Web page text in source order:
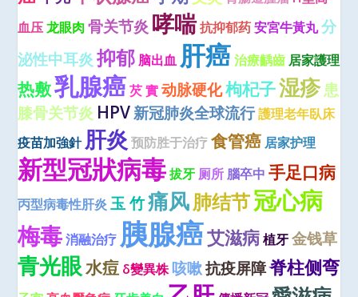
血压 龙眼肉 骨关节炎 哮喘抗抑郁药 安宮牛黃丸分
泌性中耳炎 抑郁 脑出血 肝癌 治療齲齒 居家護理
热敷乳腺癌 芡 實 动脉硬化枸杞子湿疹患
膝骨关节炎 HPV新冠肺炎全球流行護理老年臥床
疫苗加強針 肝炎 预防胜于治疗 食管癌 居家护理
新型冠狀病毒 拔牙 厕所 腦卒中 手足口病
丙型病毒性肝炎 玉 竹痛风肺结节冠心病
梅毒 消融治疗 胰腺癌艾滋病 植牙 金钱草
青光眼水痘 δ變異株咳嗽抗疫屏障脊柱侧弯